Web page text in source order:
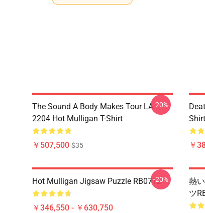
The Sound A Body Makes Tour LA
2204 Hot Mulligan T-Shirt
￥507,500 $35
-20%
Shirt
￥
Hot Mulligan Jigsaw Puzzle RB0712
￥346,550 - ￥630,750
-20%
熱
ツ